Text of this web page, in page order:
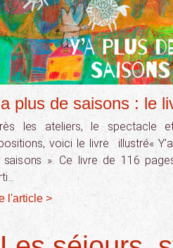
plus de saisons : le
les ateliers, le spectacle
voici le livre illustré«
saisons ». Ce livre de 116
l'article >